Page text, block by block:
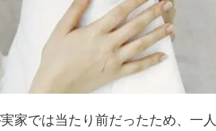
家では当たり前だったため、一人